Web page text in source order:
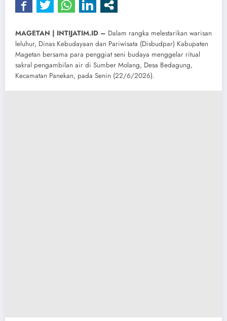
MAGETAN | INTIJATIM.ID – Dalam rangka melestarikan warisan
leluhur, Dinas Kebudayaan dan Pariwisata (Disbudpar) Kabupaten
Magetan bersama para penggiat seni budaya menggelar ritual
sakral pengambilan air di Sumber Molang, Desa Bedagung,
Kecamatan Panekan, pada Senin (22/6/2026).